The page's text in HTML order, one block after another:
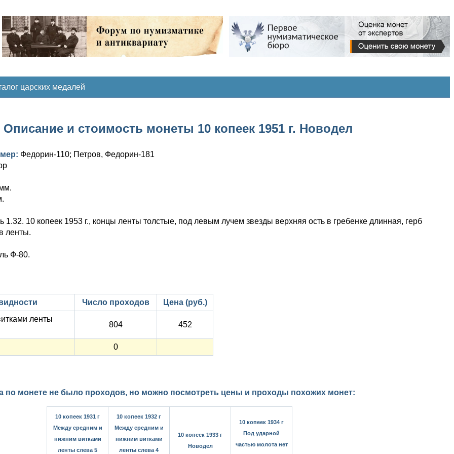
царских медалей
Описание и стоимость монеты 10 копеек 1951 г. Новодел
Федорин-110; Петров, Федорин-181
1.32. 10 копеек 1953 г., концы ленты толстые, под левым лучем звезды верхняя ость в гребенке длинная, герб
ленты.
Ф-80.
Число проходов
Цена (руб.)
ленты
804 452
0
по монете не было проходов, но можно посмотреть цены и проходы похожих монет:
10 копеек 1931 г
Между средним и
нижним витками
ленты слева 5
10 копеек 1932 г
Между средним и
нижним витками
ленты слева 4
10 копеек 1933 г
Новодел
10 копеек 1934 г
Под ударной
частью молота нет